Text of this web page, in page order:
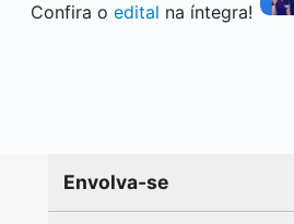
Confira o edital na íntegra!
Envolva-se